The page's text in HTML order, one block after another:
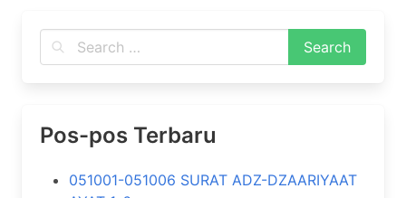
Pos-pos Terbaru
051001-051006 SURAT ADZ-DZAARIYAAT